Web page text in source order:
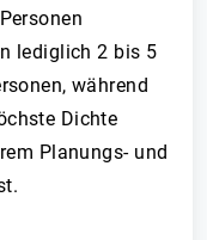
lediglich 2 bis 5
während
Dichte
Planungs- und